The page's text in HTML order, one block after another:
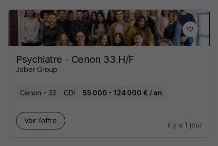
Psychiatre - Cenon 33 H/F
Jober Group
Cenon - 33 CDI 55 000 - 124 000 € / an
Voir l’offre
il y a 1 jour